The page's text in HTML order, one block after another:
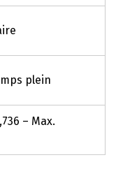
plein
– Max.